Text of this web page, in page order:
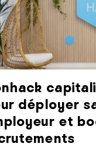
déployer
et